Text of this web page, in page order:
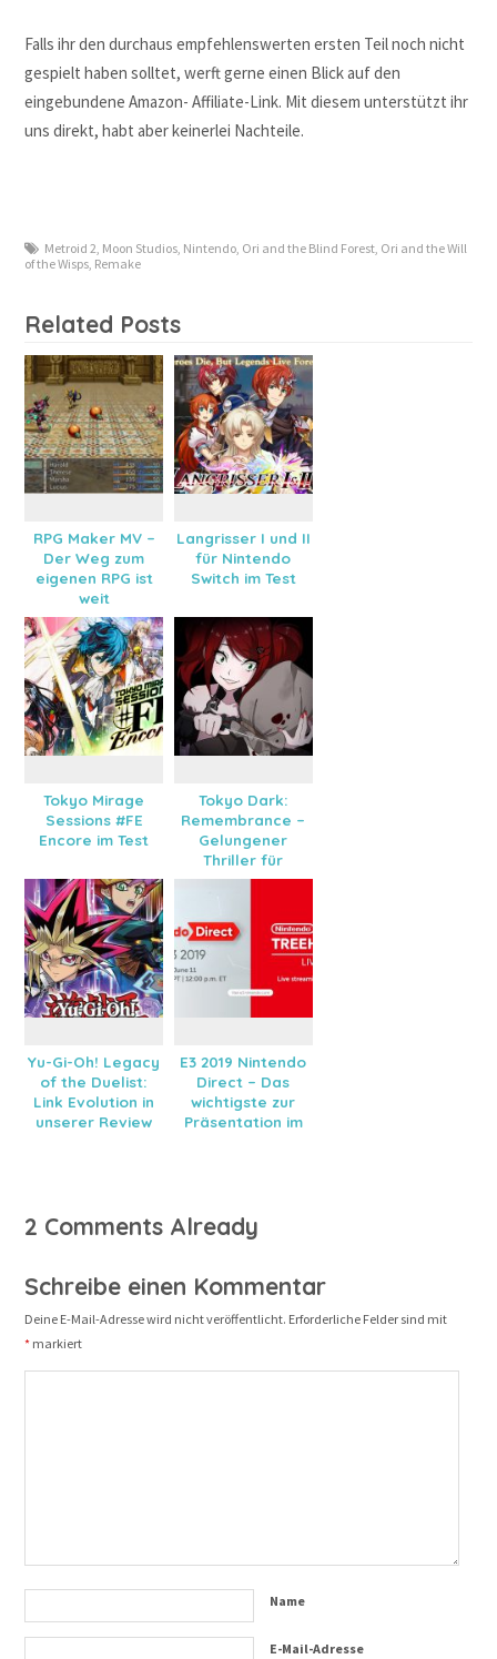
Falls ihr den durchaus empfehlenswerten ersten Teil noch nicht
gespielt haben solltet, werft gerne einen Blick auf den
eingebundene Amazon- Affiliate-Link. Mit diesem unterstützt ihr
uns direkt, habt aber keinerlei Nachteile.
Metroid 2, Moon Studios, Nintendo, Ori and the Blind Forest, Ori and the Will
of the Wisps, Remake
Related Posts
RPG Maker MV –
Der Weg zum
eigenen RPG ist
weit
Langrisser I und II
für Nintendo
Switch im Test
Tokyo Mirage
Sessions #FE
Encore im Test
Tokyo Dark:
Remembrance –
Gelungener
Thriller für
Nintendo Switch?
Yu-Gi-Oh! Legacy
of the Duelist:
Link Evolution in
unserer Review
E3 2019 Nintendo
Direct – Das
wichtigste zur
Präsentation im
2 Comments Already
Schreibe einen Kommentar
Deine E-Mail-Adresse wird nicht veröffentlicht. Erforderliche Felder sind mit
*markiert
Name
E-Mail-Adresse